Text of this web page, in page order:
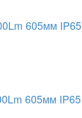
605мм IP65
605мм IP65